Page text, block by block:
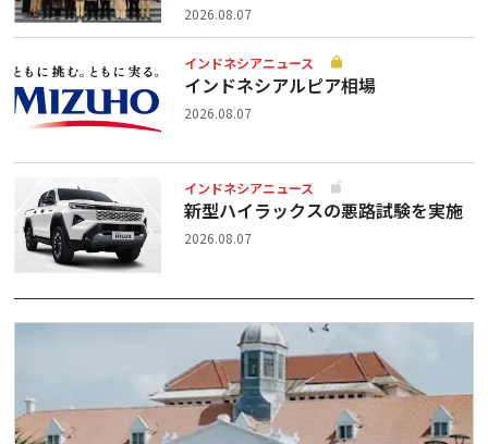
2026.08.07
インドネシアニュース
インドネシアルピア相場
2026.08.07
インドネシアニュース
新型ハイラックスの悪路試験を実施
2026.08.07